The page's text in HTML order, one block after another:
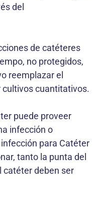
del
de catéteres
no protegidos,
reemplazar el
cuantitativos.
puede proveer
infección o
para Catéter
tanto la punta del
catéter deben ser